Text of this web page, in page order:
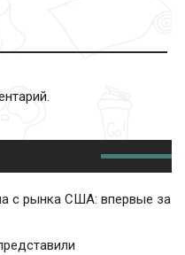
с рынка США: впервые за